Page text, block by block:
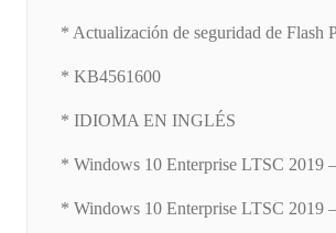
* Actualización de seguridad de Flash
* KB4561600
* IDIOMA EN INGLÉS
* Windows 10 Enterprise LTSC 2019
* Windows 10 Enterprise LTSC 2019